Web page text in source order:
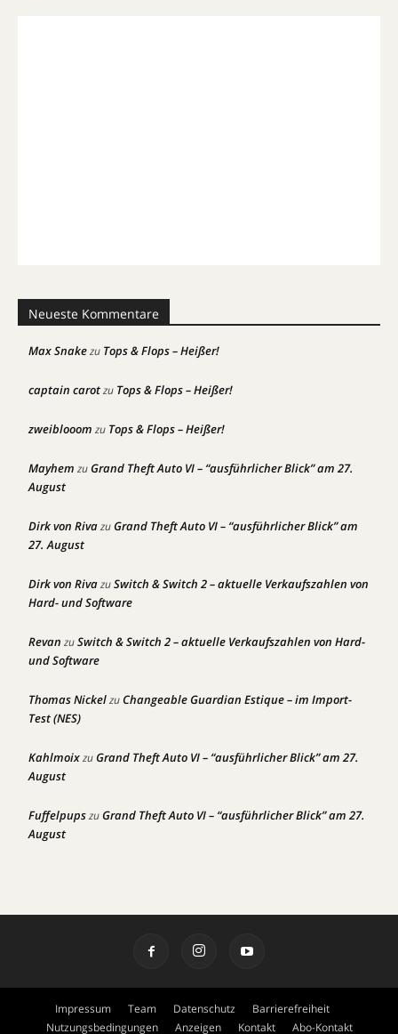
Neueste Kommentare
Max Snakezu Tops & Flops – Heißer!
captain carotzu Tops & Flops – Heißer!
zweiblooom zu Tops & Flops – Heißer!
Mayhem zuGrand Theft Auto VI – “ausführlicher Blick” am 27.
August
Dirk von RivazuGrand Theft Auto VI – “ausführlicher Blick” am
27. August
Dirk von RivazuSwitch & Switch 2 – aktuelle Verkaufszahlen von
Hard- und Software
Revan zuSwitch & Switch 2 – aktuelle Verkaufszahlen von Hard-
und Software
Thomas NickelzuChangeable Guardian Estique – im Import-
Test (NES)
KahlmoixzuGrand Theft Auto VI – “ausführlicher Blick” am 27.
August
FuffelpupszuGrand Theft Auto VI – “ausführlicher Blick” am 27.
August
Impressum Team Datenschutz
Barrierefreiheit
Nutzungsbedingungen
Anzeigen Kontakt Abo-Kontakt